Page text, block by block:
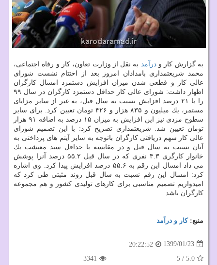
به گزارش كار ودرآمد به نقل از وزارت تعاون، كار و رفاه اجتماعی،
محمد شریعتمداری بامدادان امروز بعد از اختتام نشست شورای
عالی كار و قطعی شدن میزان افزایش دستمزد امسال كارگران
اظهار داشت: شورای عالی كار حداقل دستمزد كارگران در سال ۹۹
را با ۲۱ درصد افزایش نسبت به سال قبل، به غیر از سایر مزایای
مستمر، یك میلیون و ۸۳۵ هزار و ۴۲۶ تومان تعیین كرد. برای سایر
سطوح مزدی نیز این افزایش به میزان ۱۵ درصد به اضافه ۹۱ هزار
تومان تعیین شد. شریعتمداری تصریح كرد: با این تصمیم شورای
عالی كار سهم دریافتی كارگران باتوجه به سایر آیتم های پرداختی به
آنان نسبت به سال قبل و در مقایسه با حداقل سبد معیشت یك
خانوار كارگری ۳.۳ نفری كه در سال قبل ۵۵.۲ درصد آنرا پوشش
می داد امسال این رقم به ۵۵.۶ درصد افزایش پیدا كرد. وی اشاره
كرد: امسال این رقم نسبت به سال قبل روند مثبتی طی كرد كه
امیدواریم تصمیم مناسبی برای كارهای تولیدی كشور و هم مجموعه
كارگران باشد.
منبع:كار و درآمد
1399/01/23
20:22:52
5.0
/
5
3341